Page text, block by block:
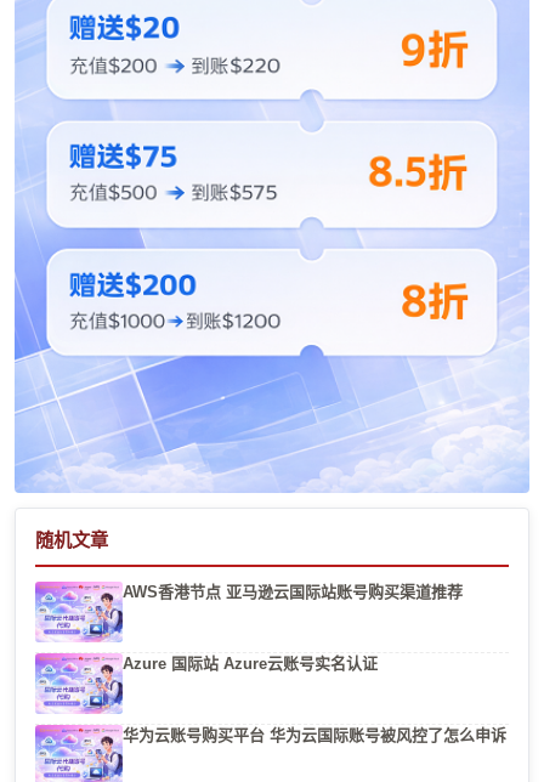
随机文章
AWS香港节点 亚马逊云国际站账号购买渠道推荐
Azure 国际站 Azure云账号实名认证
华为云账号购买平台 华为云国际账号被风控了怎么申诉